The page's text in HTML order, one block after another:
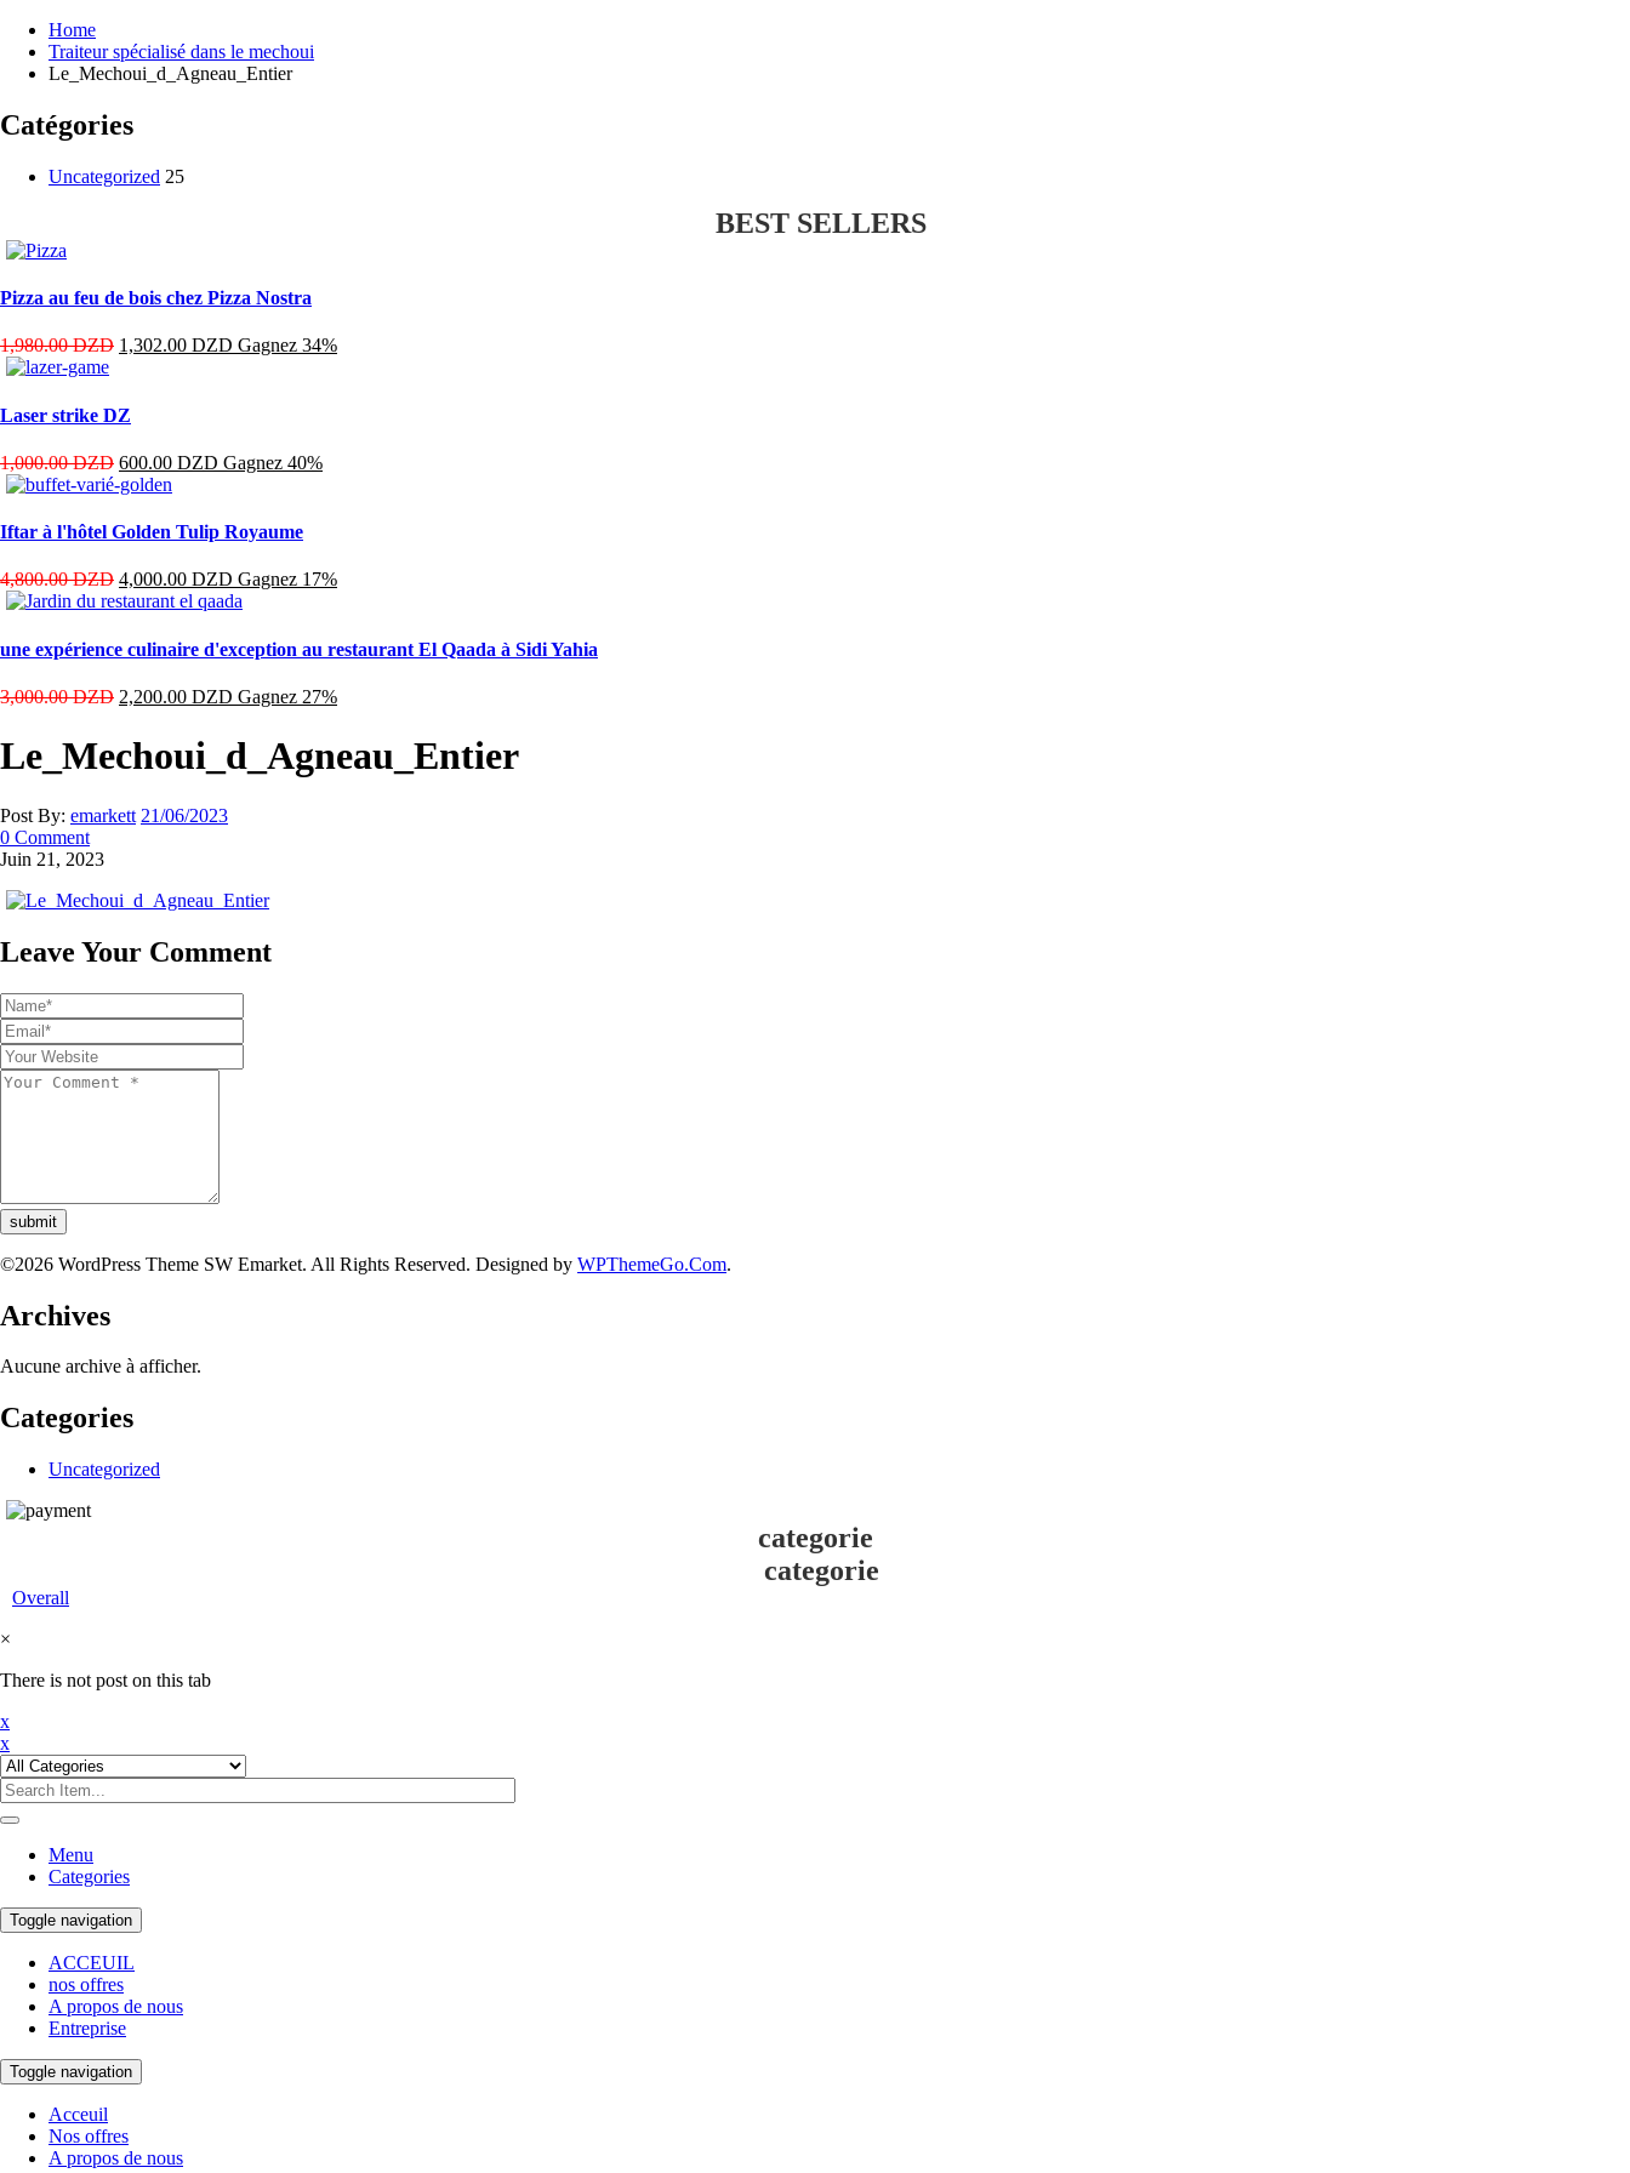
Home
Traiteur spécialisé dans le mechoui
Le_Mechoui_d_Agneau_Entier
Catégories
Uncategorized 25
BEST SELLERS
Pizza au feu de bois chez Pizza Nostra
1,980.00DZD 1,302.00 DZD Gagnez 34%
Laser strike DZ
1,000.00DZD 600.00 DZD Gagnez 40%
Iftar à l'hôtel Golden Tulip Royaume
4,800.00DZD 4,000.00 DZD Gagnez 17%
une expérience culinaire d'exception au restaurant El Qaada à Sidi Yahia
3,000.00DZD 2,200.00 DZD Gagnez 27%
Le_Mechoui_d_Agneau_Entier
Post By: emarkett 21/06/2023
0 Comment
Juin 21, 2023
Leave Your Comment
submit
©2026 WordPress Theme SW Emarket. All Rights Reserved. Designed by WPThemeGo.Com.
Archives
Aucune archive à afficher.
Categories
Uncategorized
categorie
categorie
Overall
×
There is not post on this tab
x
x
Menu
Categories
Toggle navigation
ACCEUIL
nos offres
A propos de nous
Entreprise
Toggle navigation
Acceuil
Nos offres
A propos de nous